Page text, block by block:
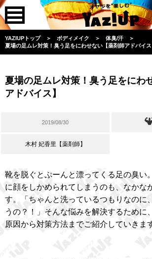
YAZIUPトップ ＞ ボディメイク ＞ 体臭/汗
＞
夏場の足ムレ対策！臭う足をにわせない【薬剤師アドバイス
夏場の足ムレ対策！臭う足をにわ
アドバイス】
2019/08/30
木村 妃香里【薬剤師】
靴を脱ぐとぷーんと漂ってくる足の臭い
に顔をしかめられてしまうのも、なかな
す。「ちゃんと洗っているつもりなのに
うの？！」そんな悩みを解決するために
原因から対策方法までご紹介していきま